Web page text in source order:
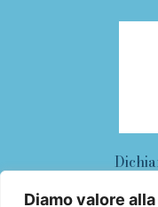
Diamo valore